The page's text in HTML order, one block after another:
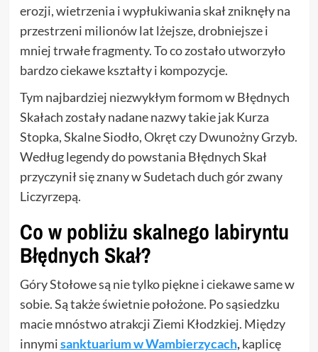
erozji, wietrzenia i wypłukiwania skał zniknęły na
przestrzeni milionów lat lżejsze, drobniejsze i
mniej trwałe fragmenty. To co zostało utworzyło
bardzo ciekawe kształty i kompozycje.
Tym najbardziej niezwykłym formom w Błędnych
Skałach zostały nadane nazwy takie jak Kurza
Stopka, Skalne Siodło, Okręt czy Dwunożny Grzyb.
Według legendy do powstania Błędnych Skał
przyczynił się znany w Sudetach duch gór zwany
Liczyrzepą.
Co w pobliżu skalnego labiryntu
Błędnych Skał?
Góry Stołowe są nie tylko piękne i ciekawe same w
sobie. Są także świetnie położone. Po sąsiedzku
macie mnóstwo atrakcji Ziemi Kłodzkiej. Między
innymisanktuarium w Wambierzycach,kaplicę